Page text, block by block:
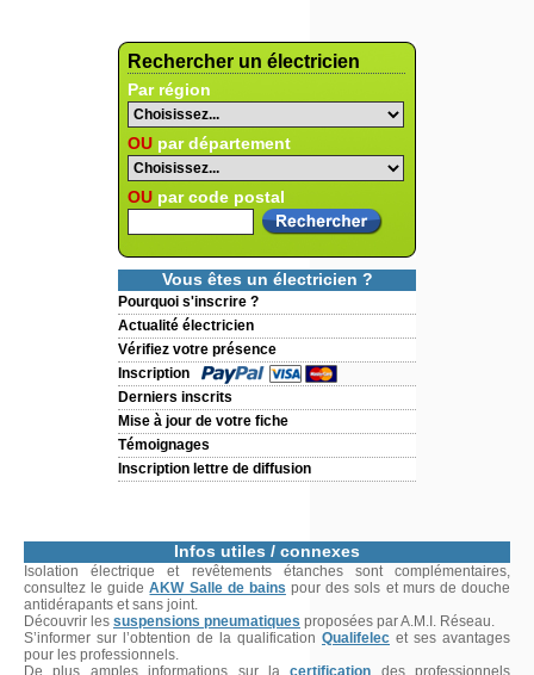
Rechercher un électricien
Par région
OU par département
OU par code postal
Vous êtes un électricien ?
Pourquoi s'inscrire ?
Actualité électricien
Vérifiez votre présence
Inscription
Derniers inscrits
Mise à jour de votre fiche
Témoignages
Inscription lettre de diffusion
Infos utiles / connexes
Isolation électrique et revêtements étanches sont complémentaires,
consultez le guideAKW Salle de bains pour des sols et murs de douche
antidérapants et sans joint.
Découvrir les suspensions pneumatiques proposées par A.M.I. Réseau.
S’informer sur l’obtention de la qualification Qualifelec et ses avantages
pour les professionnels.
De plus amples informations sur lacertification des professionnels